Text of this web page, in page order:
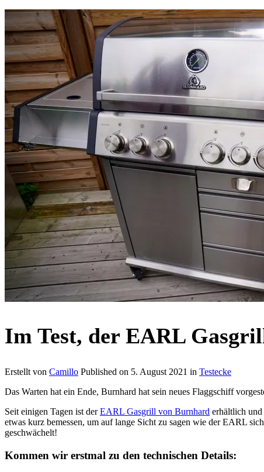
Im Test, der EARL
Erstellt von Camillo Published on 5. August 2021 in Testecke
Das Warten hat ein Ende, Burnhard hat sein neues Flaggschiff
Seit einigen Tagen ist derEARL Gasgrill von Burnhard erhältlich
etwas kurz bemessen, um auf lange Sicht zu sagen wie der EARL
geschwächelt!
Kommen wir erstmal zu den technischen Details: